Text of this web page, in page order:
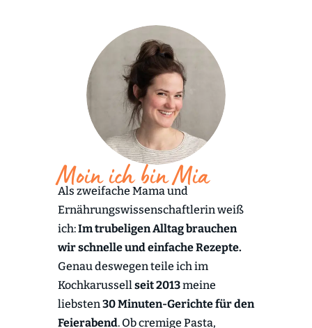
Moin ich bin Mia
Als zweifache Mama und
Ernährungswissenschaftlerin weiß
ich:Im trubeligen Alltag brauchen
wir schnelle und einfache Rezepte.
Genau deswegen teile ich im
Kochkarussell seit 2013meine
liebsten 30 Minuten-Gerichte für den
Feierabend. Ob cremige Pasta,